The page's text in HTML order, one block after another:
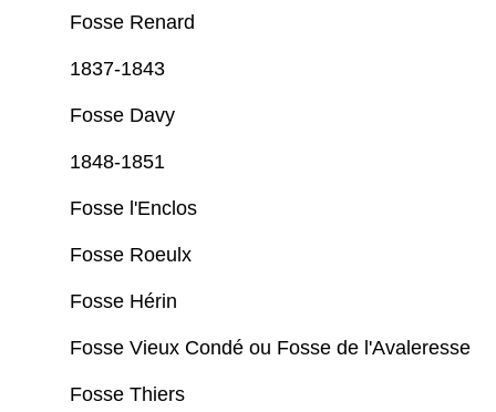
Fosse Renard
1837-1843
Fosse Davy
1848-1851
Fosse l'Enclos
Fosse Roeulx
Fosse Hérin
Fosse Vieux Condé ou Fosse de l'Avaleresse
Fosse Thiers